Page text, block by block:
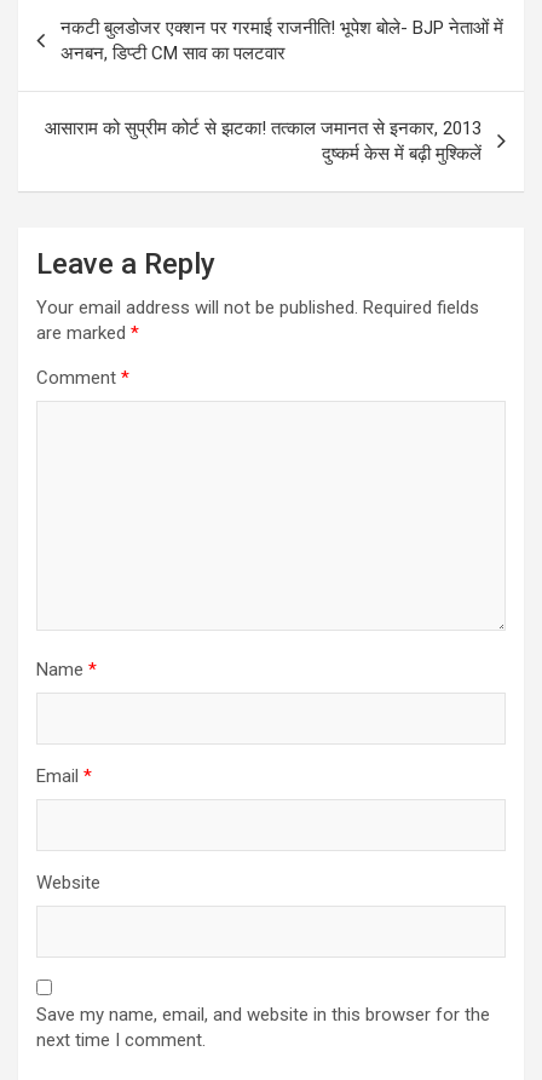
navigation
नकटी बुलडोजर एक्शन पर गरमाई राजनीति! भूपेश बोले- BJP नेताओं में
अनबन, डिप्टी CM साव का पलटवार
आसाराम को सुप्रीम कोर्ट से झटका! तत्काल जमानत से इनकार, 2013
दुष्कर्म केस में बढ़ी मुश्किलें
Leave a Reply
Your email address will not be published. Required fields
are marked *
Comment *
Name *
Email *
Website
Save my name, email, and website in this browser for the
next time I comment.